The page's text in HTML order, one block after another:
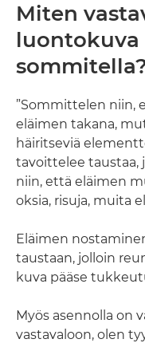
Miten
”Sommittelen niin,
eläimen takana,
häiritseviä
tavoittelee taustaa,
niin, että eläimen
oksia, risuja, muita
Eläimen
taustaan, jolloin
kuva pääse
Myös asennolla on
vastavaloon, olen